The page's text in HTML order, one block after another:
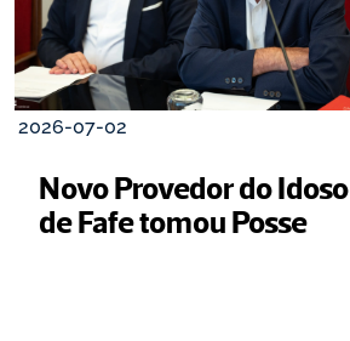
2026-07-02
Novo Provedor do Idoso
de Fafe tomou Posse